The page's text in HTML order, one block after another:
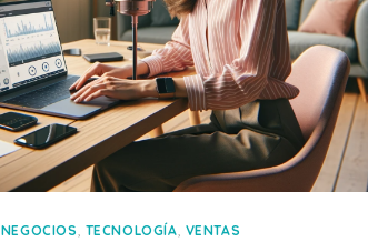
NEGOCIOS, TECNOLOGÍA, VENTAS